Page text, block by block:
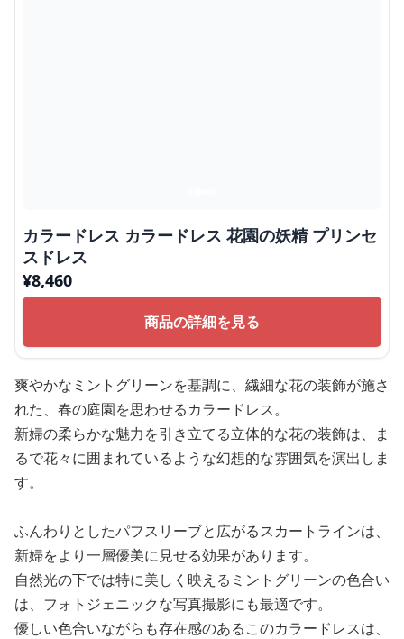
カラードレス カラードレス 花園の妖精 プリンセ
スドレス
¥8,460
商品の詳細を見る
爽やかなミントグリーンを基調に、繊細な花の装飾が施さ
れた、春の庭園を思わせるカラードレス。
新婦の柔らかな魅力を引き立てる立体的な花の装飾は、ま
るで花々に囲まれているような幻想的な雰囲気を演出しま
す。
ふんわりとしたパフスリーブと広がるスカートラインは、
新婦をより一層優美に見せる効果があります。
自然光の下では特に美しく映えるミントグリーンの色合い
は、フォトジェニックな写真撮影にも最適です。
優しい色合いながらも存在感のあるこのカラードレスは、